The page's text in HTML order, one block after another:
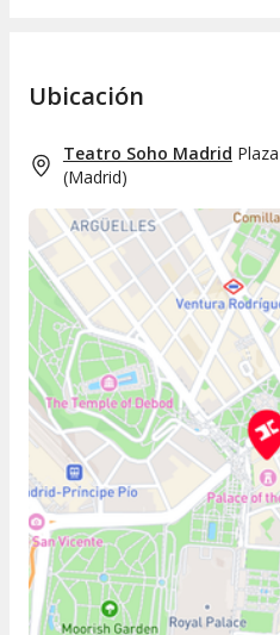
Ubicación
Teatro Soho Madrid
(Madrid)